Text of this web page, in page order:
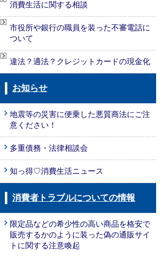
消費生活に関する相談
市役所や銀行の職員を装った不審電話に
ついて
違法？適法？クレジットカードの現金化
お知らせ
地震等の災害に便乗した悪質商法にご注
意ください！
多重債務・法律相談会
知っ得♡消費生活ニュース
消費者トラブルについての情報
限定品などの希少性の高い商品を格安で
販売するかのように装った偽の通販サイ
トに関する注意喚起